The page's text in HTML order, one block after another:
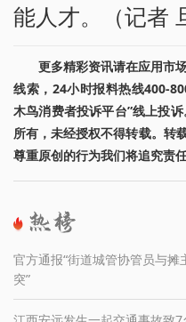
能人才。（记者
更多精彩资讯请在应用市
线索，24小时报料热线400-
木鸟消费者投诉平台”线上投
所有，未经授权不得转载。
尊重原创的行为我们将追究责任
官方通报“街道城管协管员与摊
突”